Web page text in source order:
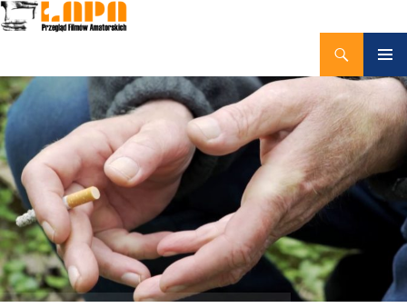
MENU
DO
TREŚCI